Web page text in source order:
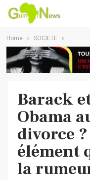
Home SOCIETE
Barack
Obama
divorce
élément
la